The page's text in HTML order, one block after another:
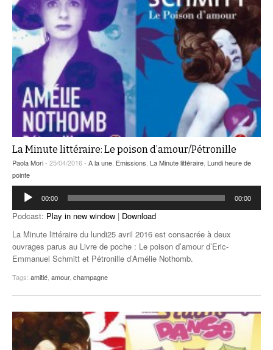
La Minute littéraire: Le poison d’amour/Pétronille
Paola Mori- 25/04/2016 - A la une Emissions La Minute littéraire Lundi heure de
pointe
Lecteur
audio
00:00 00:00
Podcast: Play in new window | Download
La Minute littéraire du lundi25 avril 2016 est consacrée à deux
ouvrages parus au Livre de poche : Le poison d’amour d’Eric-
Emmanuel Schmitt et Pétronille d’Amélie Nothomb.
Tags: amitié amour, champagne